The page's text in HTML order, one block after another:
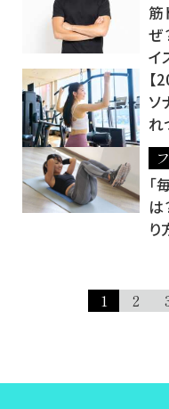
筋
ぜ
イ
【
ソ
れ
「
は
り
1 2